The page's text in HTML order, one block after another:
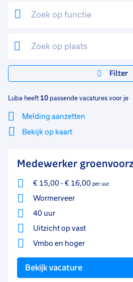
Filter
Luba heeft 10 passende vacatures voor je
Melding aanzetten
Bekijk op kaart
Filter
Sluiten
Medewerker
€ 15,00- € 16,00 per uur
Wormerveer
40 uur
Uitzicht op vast
Vmbo en hoger
Bekijk vacature